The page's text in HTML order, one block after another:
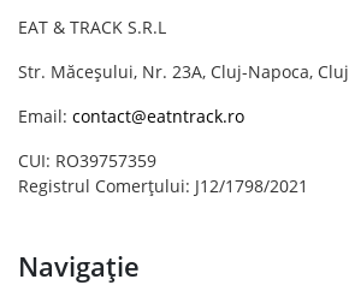
EAT & TRACK S.R.L
Str. Măceșului, Nr. 23A, Cluj-Napoca, Cluj
Email: contact@eatntrack.ro
CUI: RO39757359
Registrul Comerțului: J12/1798/2021
Navigație